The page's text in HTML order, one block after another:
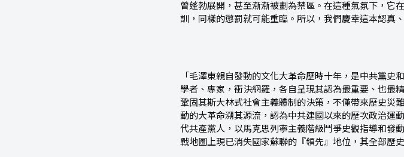
曾蓬勃展開，甚至漸漸被劃為禁區。在這種氣氛下，它
訓，同樣的懲罰就可能重臨。所以，我們慶幸這本認真
「毛澤東親自發動的文化大革命歷時十年，是中共黨
學者、專家，衝決網羅，各自呈現其認為最重要、也最
鞏固其斯大林式社會主義體制的決策，不僅帶來歷史災
動的大革命溯其源流，認為中共建國以來的歷次政治運
代共產黨人，以馬克思列寧主義階級鬥爭史觀指導和發
戰地圖上現已消失國家蘇聯的『領先』地位，其全部歷